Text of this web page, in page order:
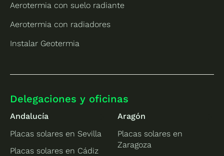
Aerotermia con suelo radiante
Aerotermia con radiadores
Instalar Geotermia
Delegaciones y oficinas
Andalucía
Placas solares en Sevilla
Placas solares en Cádiz
Aragón
Placas solares en
Zaragoza